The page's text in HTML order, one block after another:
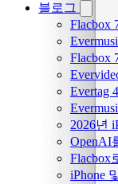
블로그
Flacbox
Flacbox
Evertag
2026년
OpenAI
Flacbox
iPhone